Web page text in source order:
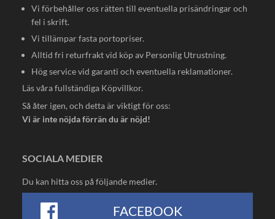
Vi förbehåller oss rätten till eventuella prisändringar och
fel i skrift.
Vi tillämpar fasta portopriser.
Alltid fri returfrakt vid köp av Personlig Utrustning.
Hög service vid garanti och eventuella reklamationer.
Läs våra fullständiga Köpvillkor.
Så åter igen, och detta är viktigt för oss:
Vi är inte nöjda förrän du är nöjd!
SOCIALA MEDIER
Du kan hitta oss på följande medier.
FACEBOOK